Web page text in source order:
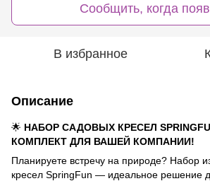
Сообщить, когда
В избранное
Описание
🌟 НАБОР САДОВЫХ КРЕСЕЛ
КОМПЛЕКТ ДЛЯ ВАШЕЙ КОМПАНИИ!
Планируете встречу на природе? Набор
кресел SpringFun — идеальное решение